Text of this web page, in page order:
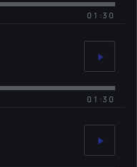
01:30
01:30